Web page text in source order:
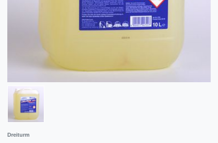
Dreiturm